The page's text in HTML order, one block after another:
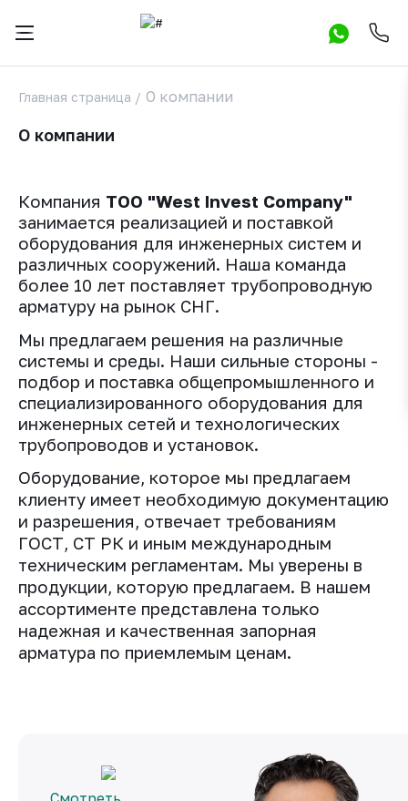
Главная страница / О компании
О компании
Компания ТОО "West Invest Company"
занимается реализацией и поставкой
оборудования для инженерных систем и
различных сооружений. Наша команда
более 10 лет поставляет трубопроводную
арматуру на рынок СНГ.
Мы предлагаем решения на различные
системы и среды. Наши сильные стороны -
подбор и поставка общепромышленного и
специализированного оборудования для
инженерных сетей и технологических
трубопроводов и установок.
Оборудование, которое мы предлагаем
клиенту имеет необходимую документацию
и разрешения, отвечает требованиям
ГОСТ, СТ РК и иным международным
техническим регламентам. Мы уверены в
продукции, которую предлагаем. В нашем
ассортименте представлена только
надежная и качественная запорная
арматура по приемлемым ценам.